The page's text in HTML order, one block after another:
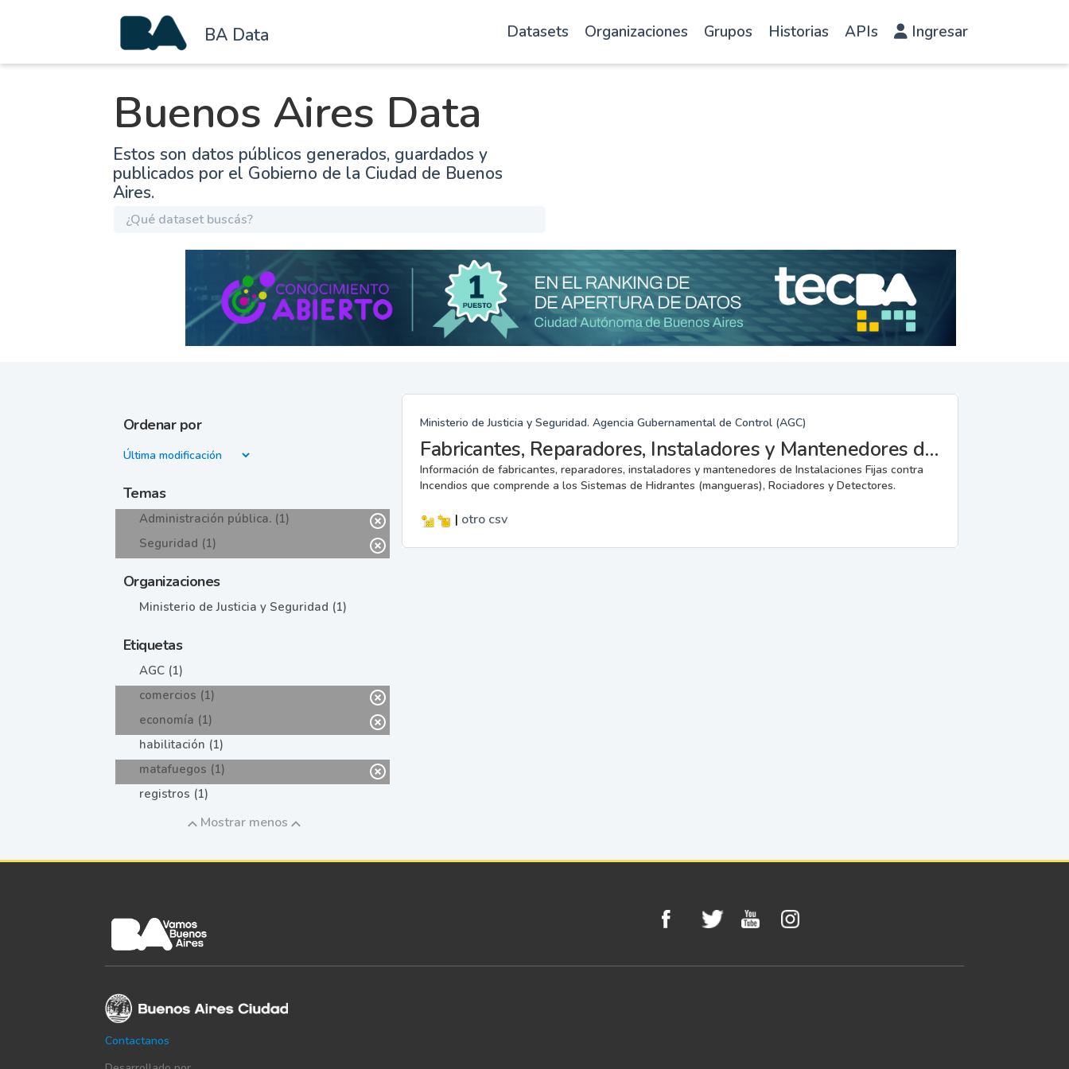
BA Data Datasets Organizaciones Grupos Historias APIs Ingresar
Buenos Aires Data
Estos son datos públicos generados, guardados y
publicados por el Gobierno de la Ciudad de Buenos
Aires.
Ordenar por
Temas
Administración pública. (1)
Seguridad (1)
Organizaciones
Ministerio de Justicia y Seguridad (1)
Etiquetas
AGC (1)
comercios (1)
economía (1)
habilitación (1)
matafuegos (1)
registros (1)
Mostrar menos
Ministerio de Justicia y Seguridad. Agencia Gubernamental de Control (AGC)
Fabricantes, Reparadores, Instaladores y Mantenedores de Instalaciones Fijas contra Incendios.
Información de fabricantes, reparadores, instaladores y mantenedores de Instalaciones Fijas contra
Incendios que comprende a los Sistemas de Hidrantes (mangueras), Rociadores y Detectores.
| otro csv
Contactanos